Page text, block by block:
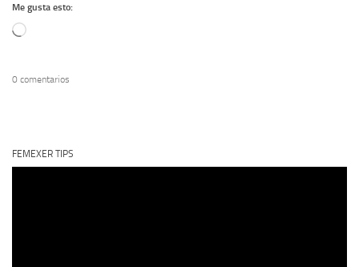
Me gusta esto:
Cargando...
0 comentarios
FEMEXER TIPS